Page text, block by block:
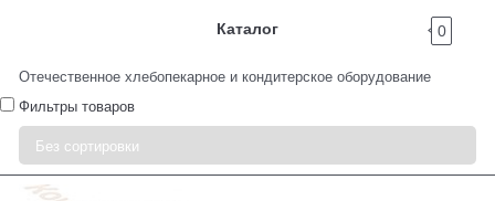
Каталог 0
Отечественное хлебопекарное и кондитерское оборудование
Фильтры товаров